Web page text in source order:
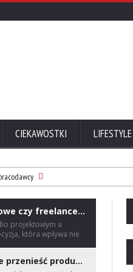
CIEKAWOSTKI LIFESTYLE
Studio projektowe czy freelancer? Jak wybrać partnera do projektu wzorniczego?
projektowym a
która wpływa nie
Nie ma jednej dobrej
Jak bezboleśnie przenieść produkcję do nowej hali?